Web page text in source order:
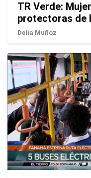
TR Verde:
protectoras de
Delia Muñoz